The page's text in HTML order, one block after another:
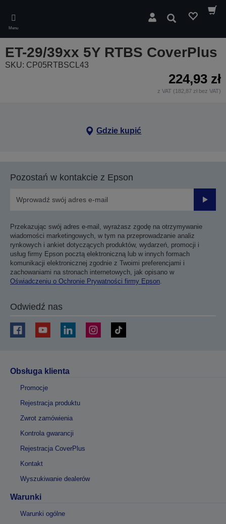
main
content
Menu
Wyszukaj
ET-29/39xx 5Y RTBS CoverPlus
SKU: CP05RTBSCL43
224,93 zł
z VAT (182,87 zł bez VAT)
Gdzie kupić
Pozostań w kontakcie z Epson
Przekazując swój adres e-mail, wyrażasz zgodę na otrzymywanie
wiadomości marketingowych, w tym na przeprowadzanie analiz
rynkowych i ankiet dotyczących produktów, wydarzeń, promocji i
usług firmy Epson pocztą elektroniczną lub w innych formach
komunikacji elektronicznej zgodnie z Twoimi preferencjami i
zachowaniami na stronach internetowych, jak opisano w
Oświadczeniu o Ochronie Prywatności firmy Epson.
Odwiedź nas
Obsługa klienta
Promocje
Rejestracja produktu
Zwrot zamówienia
Kontrola gwarancji
Rejestracja CoverPlus
Kontakt
Wyszukiwanie dealerów
Warunki
Warunki ogólne